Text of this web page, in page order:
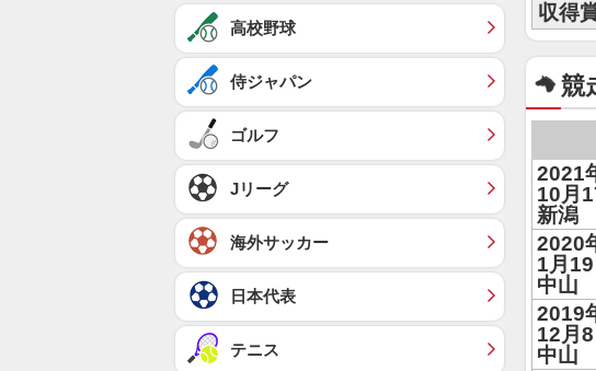
収得
競
2021
10月
新潟
2020
1月19
中山
2019
12月8
中山
高校野球
侍ジャパン
ゴルフ
Jリーグ
海外サッカー
日本代表
テニス